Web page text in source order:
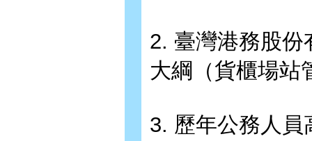
2. 臺灣港務股份
大綱（貨櫃場站
3. 歷年公務人員